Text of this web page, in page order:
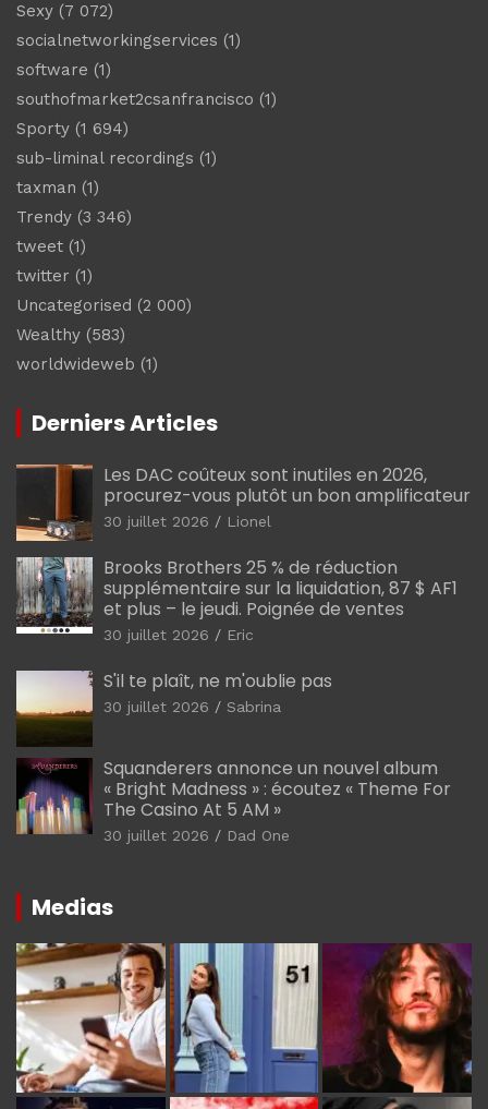
Sexy (7 072)
socialnetworkingservices (1)
software (1)
southofmarket2csanfrancisco (1)
Sporty (1 694)
sub-liminal recordings (1)
taxman (1)
Trendy (3 346)
tweet (1)
twitter (1)
Uncategorised (2 000)
Wealthy (583)
worldwideweb (1)
Derniers Articles
Les DAC coûteux sont inutiles en 2026,
procurez-vous plutôt un bon amplificateur
30 juillet 2026 Lionel
Brooks Brothers 25 % de réduction
supplémentaire sur la liquidation, 87 $ AF1
et plus – le jeudi. Poignée de ventes
30 juillet 2026 Eric
S'il te plaît, ne m'oublie pas
30 juillet 2026 Sabrina
Squanderers annonce un nouvel album
« Bright Madness » : écoutez « Theme For
The Casino At 5 AM »
30 juillet 2026 Dad One
Medias